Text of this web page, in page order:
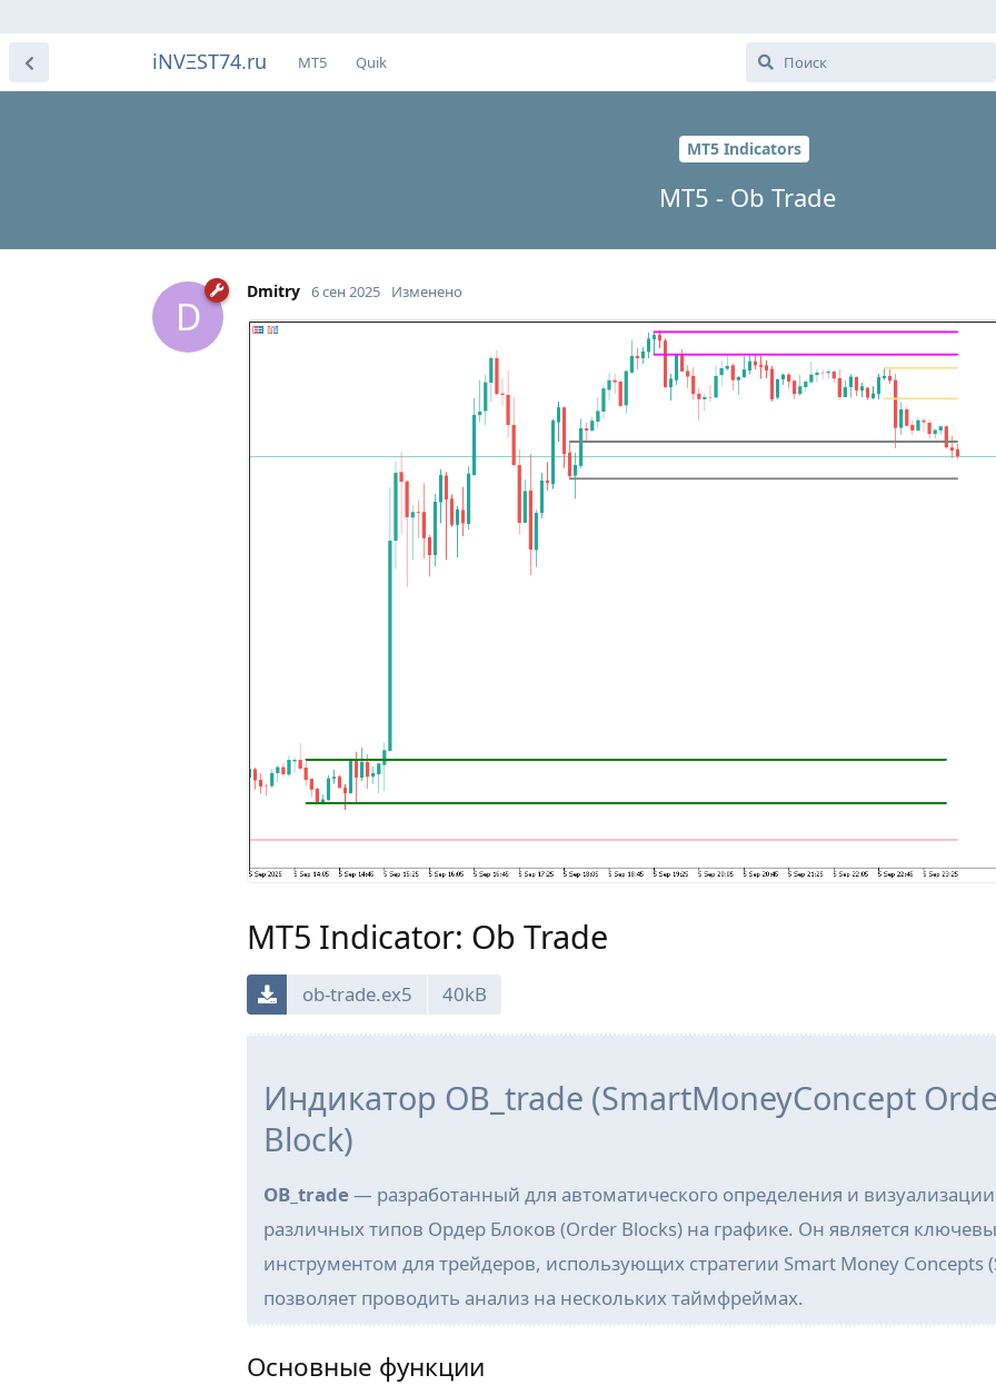
iNVΞST74.ru МТ5 Quik
MT5 Indicators
MT5 - Ob Trade
D
Dmitry 6 сен 2025 Изменено
MT5 Indicator: Ob Trade
ob-trade.ex5 40kB
Индикатор OB_trade (SmartMoneyConcept
Block)
OB_trade— разработанный для автоматического определения и визуализации
различных типов Ордер Блоков (Order Blocks) на графике. Он является
инструментом для трейдеров, использующих стратегии Smart Money Concepts
позволяет проводить анализ на нескольких таймфреймах.
Основные функции